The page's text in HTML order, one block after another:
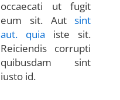
occaecati ut fugit
eum sit. Autsint
aut.
quia iste sit.
Reiciendis corrupti
quibusdam sint
iusto id.